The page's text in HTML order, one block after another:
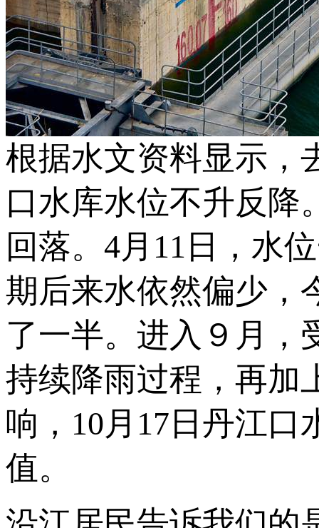
根据水文资料显示，
口水库水位不升反降
回落。4月11日，水
期后来水依然偏少，
了一半。进入９月，
持续降雨过程，再加
响，10月17日丹江口
值。